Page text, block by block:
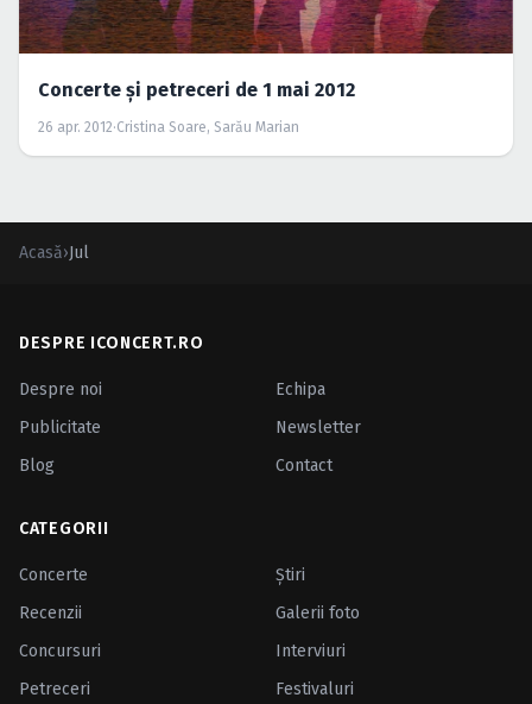
Concerte şi petreceri de 1 mai 2012
26 apr. 2012·Cristina Soare, Sarău Marian
Acasă›Jul
DESPRE ICONCERT.RO
Despre noi
Echipa
Publicitate
Newsletter
Blog
Contact
CATEGORII
Concerte
Ştiri
Recenzii
Galerii foto
Concursuri
Interviuri
Petreceri
Festivaluri